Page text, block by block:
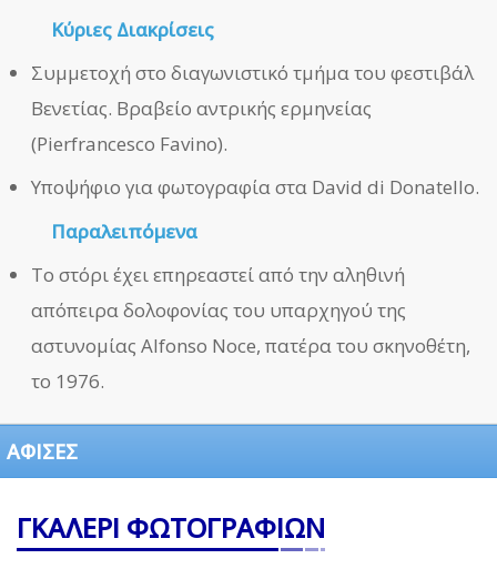
Κύριες Διακρίσεις
Συμμετοχή στο διαγωνιστικό τμήμα του φεστιβάλ
Βενετίας. Βραβείο αντρικής ερμηνείας
(Pierfrancesco Favino).
Υποψήφιο για φωτογραφία στα David di Donatello.
Παραλειπόμενα
Το στόρι έχει επηρεαστεί από την αληθινή
απόπειρα δολοφονίας του υπαρχηγού της
αστυνομίας Alfonso Noce, πατέρα του σκηνοθέτη,
το 1976.
ΑΦΙΣΕΣ
ΓΚΑΛΕΡΙ ΦΩΤΟΓΡΑΦΙΩΝ